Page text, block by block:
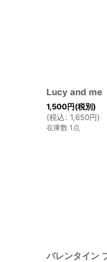
Lucy and me
1,500円(税別)
(税込: 1,650円)
在庫数 1点
バレンタイン